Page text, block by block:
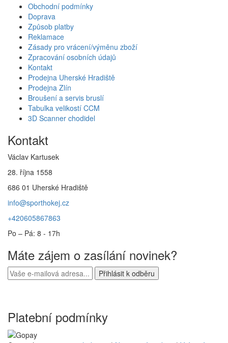
Obchodní podmínky
Doprava
Způsob platby
Reklamace
Zásady pro vrácení/výměnu zboží
Zpracování osobních údajů
Kontakt
Prodejna Uherské Hradiště
Prodejna Zlín
Broušení a servis bruslí
Tabulka velikostí CCM
3D Scanner chodidel
Kontakt
Václav Kartusek
28. října 1558
686 01 Uherské Hradiště
info@sporthokej.cz
+420605867863
Po – Pá: 8 - 17h
Máte zájem o zasílání novinek?
Platební podmínky